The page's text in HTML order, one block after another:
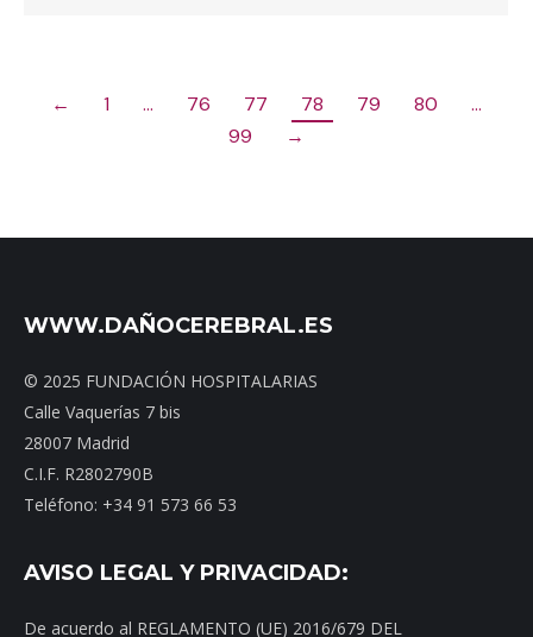
← 1 … 76 77 78 79 80
…
99
→
WWW.DAÑOCEREBRAL.ES
© 2025 FUNDACIÓN HOSPITALARIAS
Calle Vaquerías 7 bis
28007 Madrid
C.I.F. R2802790B
Teléfono: +34 91 573 66 53
AVISO LEGAL Y PRIVACIDAD:
De acuerdo al REGLAMENTO (UE) 2016/679 DEL